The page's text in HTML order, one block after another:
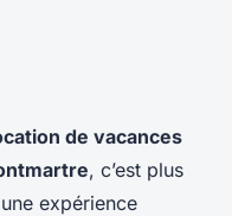
de vacances
, c’est plus
expérience